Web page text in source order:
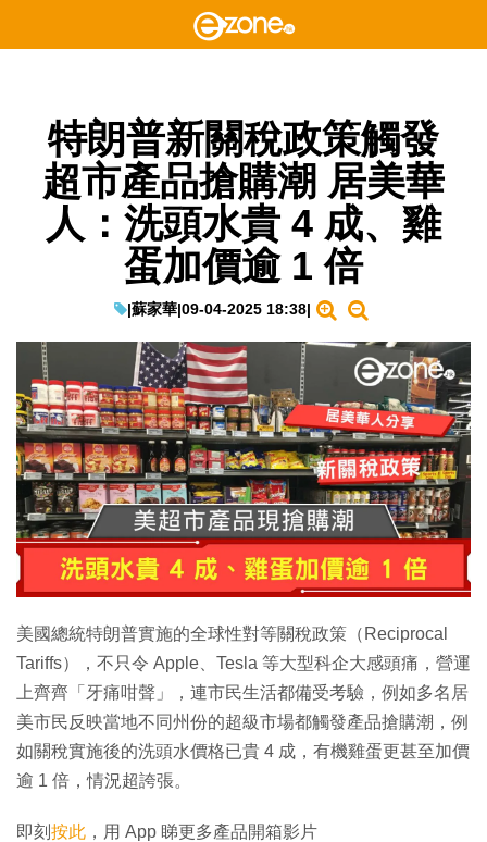
特朗普新關稅政策觸發
超市產品搶購潮 居美華
人：洗頭水貴 4 成、雞
蛋加價逾 1 倍
|蘇家華|09-04-2025 18:38|
美國總統特朗普實施的全球性對等關稅政策（Reciprocal
Tariffs），不只令 Apple、Tesla 等大型科企大感頭痛，營運
上齊齊「牙痛咁聲」，連市民生活都備受考驗，例如多名居
美市民反映當地不同州份的超級市場都觸發產品搶購潮，例
如關稅實施後的洗頭水價格已貴 4 成，有機雞蛋更甚至加價
逾 1 倍，情況超誇張。
即刻 按此 ，用 App 睇更多產品開箱影片